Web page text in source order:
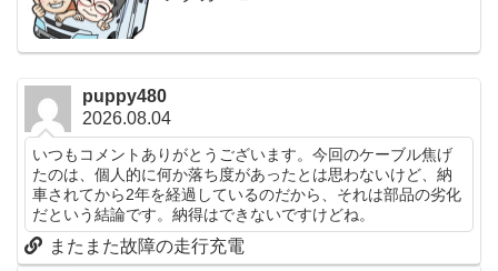
puppy480
2026.08.04
いつもコメントありがとうございます。今回のケーブル焦げ
たのは、個人的に何か落ち度があったとは思わないけど、納
車されてから2年を経過しているのだから、それは部品の劣化
だという結論です。納得はできないですけどね。
またまた故障の走行充電